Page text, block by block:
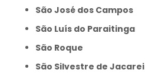
São José dos Campos
São Luís do Paraitinga
São Roque
São Silvestre de Jacarei